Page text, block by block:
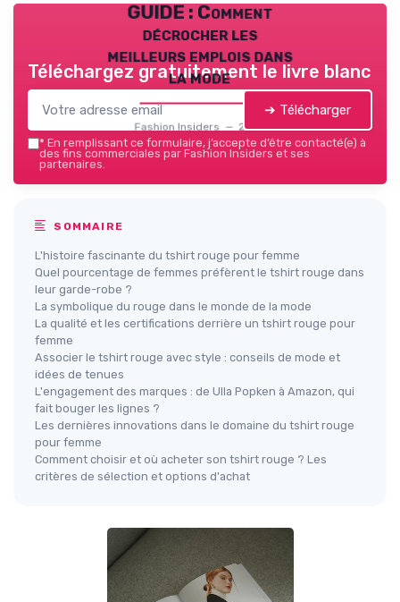
GUIDE : Comment
décrocher les
meilleurs emplois dans
la mode
Fashion Insiders — 2026
Téléchargez gratuitement le livre blanc
➔ Télécharger
* En remplissant ce formulaire, j’accepte d’être contacté(e) à
des fins commerciales par Fashion Insiders et ses
partenaires.
SOMMAIRE
L'histoire fascinante du tshirt rouge pour femme
Quel pourcentage de femmes préfèrent le tshirt rouge dans
leur garde-robe ?
La symbolique du rouge dans le monde de la mode
La qualité et les certifications derrière un tshirt rouge pour
femme
Associer le tshirt rouge avec style : conseils de mode et
idées de tenues
L'engagement des marques : de Ulla Popken à Amazon, qui
fait bouger les lignes ?
Les dernières innovations dans le domaine du tshirt rouge
pour femme
Comment choisir et où acheter son tshirt rouge ? Les
critères de sélection et options d'achat